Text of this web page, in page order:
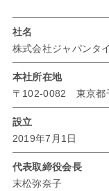
社名
株式会社ジャパンタ
本社所在地
〒102-0082 東京都
設立
2019年7月1日
代表取締役会長
末松弥奈子